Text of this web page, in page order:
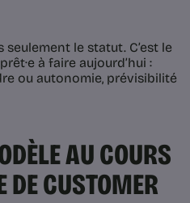
seulement le statut. C’est le
à faire aujourd’hui :
ou autonomie, prévisibilité
AU COURS
DE CUSTOMER